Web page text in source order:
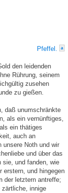
Pfeffel. a
den leidenden
Rührung, seinem
zusehen
zu gießen.
daß unumschränkte
als ein vernünftiges,
ein thätiges
auch an
unsere Noth und wir
und über das
sie, und fanden, wie
erstern, und hingegen
der letztern antreffe;
zärtliche, innige